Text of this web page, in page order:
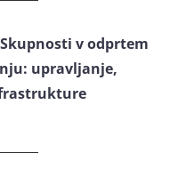
Skupnosti v odprtem
upravljanje,